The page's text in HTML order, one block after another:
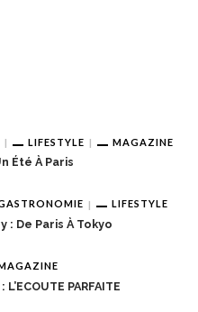
LIFESTYLE MAGAZINE
Été À Paris
LIFESTYLE
: De Paris À Tokyo
L’ECOUTE PARFAITE